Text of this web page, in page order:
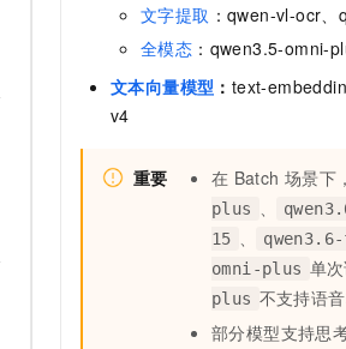
文字提取 ：qwen-vl-ocr
全模态 ：qwen3.5-omni-
文本向量模型 ： text-
v4
重要 在 Batch 场景下，
plus
15
omni-plus 单
plus 不支持语音
部分模型支持思